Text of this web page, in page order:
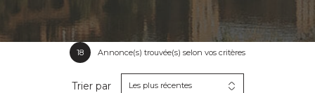
18 Annonce(s) trouvée(s) selon vos critères
Trier par Les plus récentes